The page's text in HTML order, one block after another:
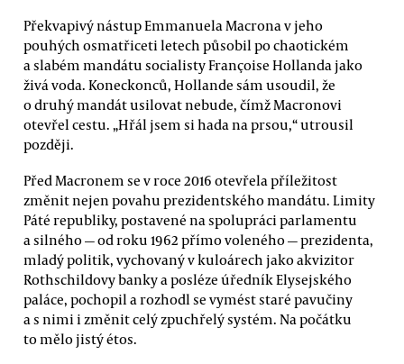
Překvapivý nástup Emmanuela Macrona v jeho
pouhých osmatřiceti letech působil po chaotickém
a slabém mandátu socialisty Françoise Hollanda jako
živá voda. Koneckonců, Hollande sám usoudil, že
o druhý mandát usilovat nebude, čímž Macronovi
otevřel cestu. „Hřál jsem si hada na prsou,“ utrousil
později.
Před Macronem se v roce 2016 otevřela příležitost
změnit nejen povahu prezidentského mandátu. Limity
Páté republiky, postavené na spolupráci parlamentu
a silného — od roku 1962 přímo voleného — prezidenta,
mladý politik, vychovaný v kuloárech jako akvizitor
Rothschildovy banky a posléze úředník Elysejského
paláce, pochopil a rozhodl se vymést staré pavučiny
a s nimi i změnit celý zpuchřelý systém. Na počátku
to mělo jistý étos.